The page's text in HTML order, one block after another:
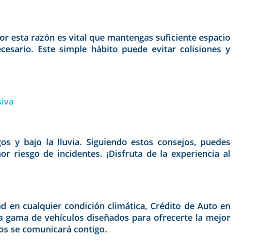
esta razón es vital que mantengas suficiente espacio
Este simple hábito puede evitar colisiones y
y bajo la lluvia. Siguiendo estos consejos, puedes
riesgo de incidentes. ¡Disfruta de la experiencia al
en cualquier condición climática, Crédito de Auto en
de vehículos diseñados para ofrecerte la mejor
se comunicará contigo.